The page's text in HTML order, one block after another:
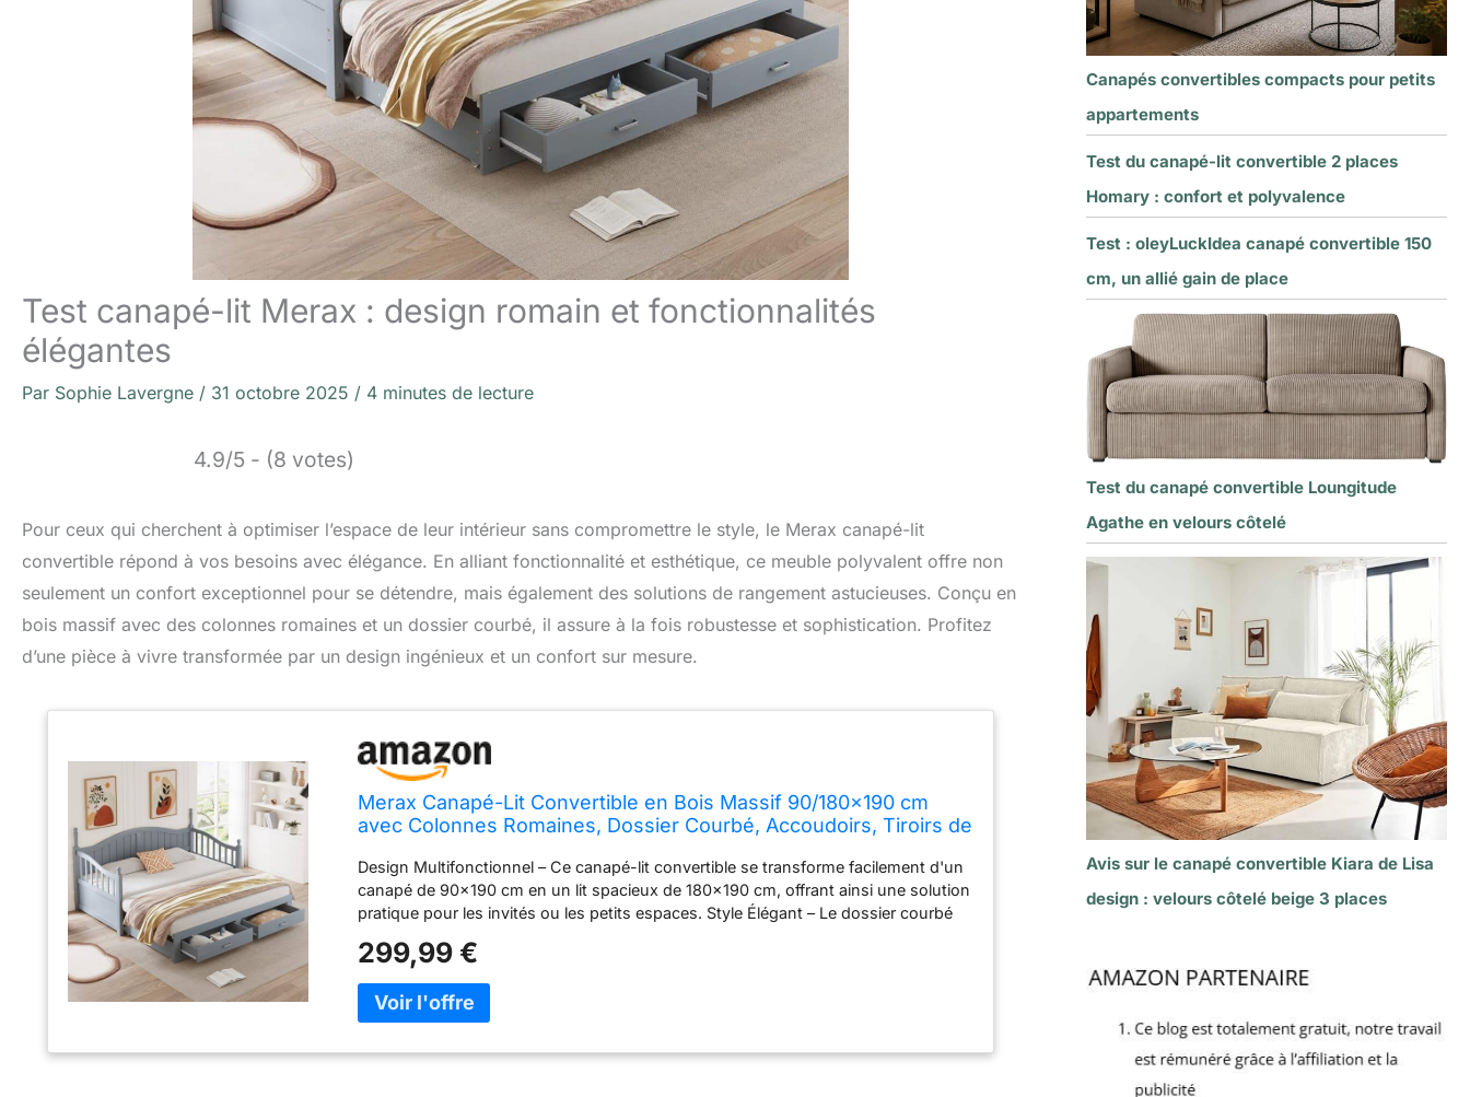
Test canapé-lit Merax : design romain et fonctionnalités
élégantes
Par Sophie Lavergne / 31 octobre 2025 / 4 minutes de lecture
4.9/5 - (8 votes)
Pour ceux qui cherchent à optimiser l’espace de leur intérieur sans compromettre le style, le Merax canapé-lit
convertible répond à vos besoins avec élégance. En alliant fonctionnalité et esthétique, ce meuble polyvalent offre non
seulement un confort exceptionnel pour se détendre, mais également des solutions de rangement astucieuses. Conçu en
bois massif avec des colonnes romaines et un dossier courbé, il assure à la fois robustesse et sophistication. Profitez
d’une pièce à vivre transformée par un design ingénieux et un confort sur mesure.
Merax Canapé-Lit Convertible en Bois Massif 90/180x190 cm
avec Colonnes Romaines, Dossier Courbé, Accoudoirs, Tiroirs de
Design Multifonctionnel – Ce canapé-lit convertible se transforme facilement d'un
canapé de 90x190 cm en un lit spacieux de 180x190 cm, offrant ainsi une solution
pratique pour les invités ou les petits espaces. Style Élégant – Le dossier courbé
de sophistication. Les accoudoirs arrondis avec colonnes romaines ajoutent une
touche esthétique tout en offrant une sécurité contre les chocs. Rangement
Pratique – Equipé de deux tiroirs spacieux, ce canapé-lit en bois massif offre un
espace de rangement idéal pour la literie, les livres et autres objets personnels,
contribuant à garder votre espace organisé. Construction Robuste et Durable –
299,99 €
Canapés convertibles compacts pour petits
appartements
Test du canapé-lit convertible 2 places
Homary : confort et polyvalence
Test : oleyLuckIdea canapé convertible 150
cm, un allié gain de place
Test du canapé convertible Loungitude
Agathe en velours côtelé
Avis sur le canapé convertible Kiara de Lisa
design : velours côtelé beige 3 places